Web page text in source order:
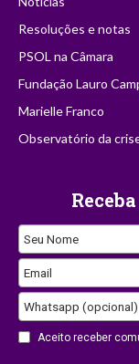
Resoluções e notas
PSOL na Câmara
Fundação Lauro
Marielle Franco
Observatório da
Seu Nome
Email
Email
Address
Whatsapp (opcional)
Aceito receber